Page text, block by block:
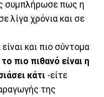
συμπλήρωσε πως η
λίγα χρόνια και σε
και πιο σύντομα
το πιο πιθανό είναι η
κάτι -είτε
της